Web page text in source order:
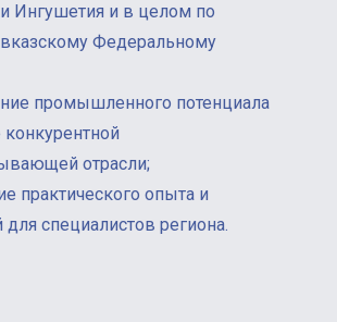
Ингушетия и в целом по
Федеральному
промышленного потенциала
конкурентной
отрасли;
практического опыта и
для специалистов региона.